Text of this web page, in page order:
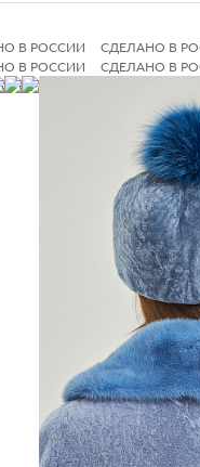
В РОССИИ
СДЕЛАНО В
В РОССИИ
СДЕЛАНО В
В РОССИИ